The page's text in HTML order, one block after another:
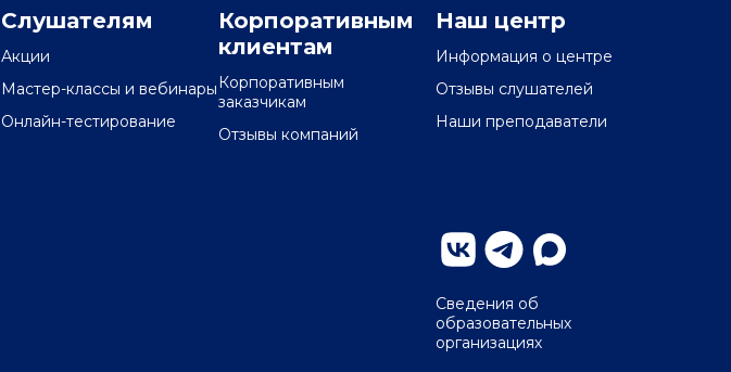
Слушателям
Акции
Мастер-классы и вебинары
Онлайн-тестирование
Корпоративным
клиентам
Корпоративным
заказчикам
Отзывы компаний
Наш центр
Информация о центре
Отзывы слушателей
Наши преподаватели
Сведения об
образовательных
организациях